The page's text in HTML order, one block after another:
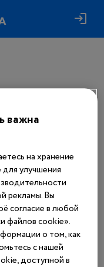
важна
на хранение
улучшения
рекламы. Вы
согласие в любой
файлов cookie».
о том, как
с нашей
доступной в